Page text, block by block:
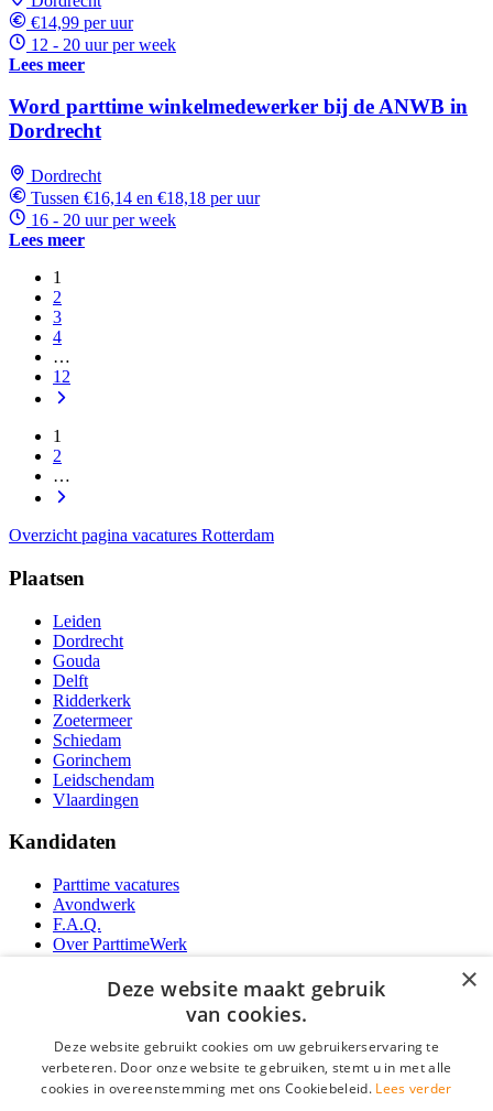
€14,99 per uur
12 - 20 uur per week
Lees meer
Word parttime winkelmedewerker bij de ANWB in
Dordrecht
Dordrecht
Tussen €16,14 en €18,18 per uur
16 - 20 uur per week
Lees meer
1
2
3
4
…
12
1
2
…
Overzicht pagina vacatures Rotterdam
Plaatsen
Leiden
Dordrecht
Gouda
Delft
Ridderkerk
Zoetermeer
Schiedam
Gorinchem
Leidschendam
Vlaardingen
Kandidaten
Parttime vacatures
Avondwerk
F.A.Q.
Over ParttimeWerk
YoungCapital Android App
Parttime personeel
Vacature aanmelden
×
Deze website maakt gebruik
van cookies.
Deze website gebruikt cookies om uw gebruikerservaring te
verbeteren. Door onze website te gebruiken, stemt u in met alle
cookies in overeenstemming met ons Cookiebeleid. Lees verder